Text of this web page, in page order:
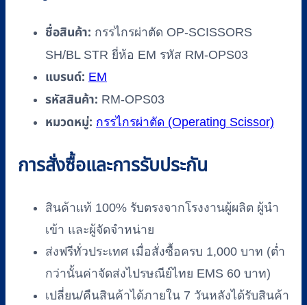
ชื่อสินค้า: กรรไกรผ่าตัด OP-SCISSORS
SH/BL STR ยี่ห้อ EM รหัส RM-OPS03
แบรนด์: EM
รหัสสินค้า: RM-OPS03
หมวดหมู่: กรรไกรผ่าตัด (Operating Scissor)
การสั่งซื้อและการรับประกัน
สินค้าแท้ 100% รับตรงจากโรงงานผู้ผลิต ผู้นำ
เข้า และผู้จัดจำหน่าย
ส่งฟรีทั่วประเทศ เมื่อสั่งซื้อครบ 1,000 บาท (ต่ำ
กว่านั้นค่าจัดส่งไปรษณีย์ไทย EMS 60 บาท)
เปลี่ยน/คืนสินค้าได้ภายใน 7 วันหลังได้รับสินค้า